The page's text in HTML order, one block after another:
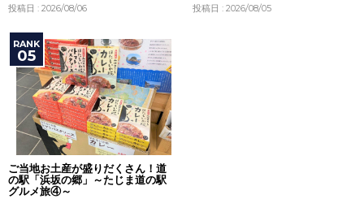
投稿日 : 2026/08/06 投稿日 : 2026/08/05
ご当地お土産が盛りだくさん！道
の駅「浜坂の郷」～たじま道の駅
グルメ旅④～